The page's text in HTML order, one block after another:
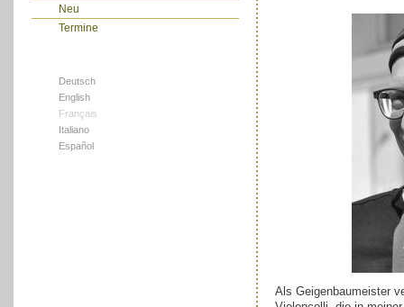
Neu
Termine
Deutsch
English
Français
Italiano
Español
Als Geigenbaumeister